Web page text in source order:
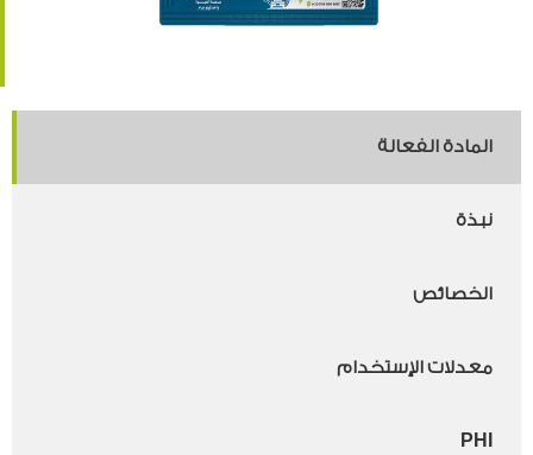
المادة الفعالة
نبذة
الخصائص
معدلات الإستخدام
PHI